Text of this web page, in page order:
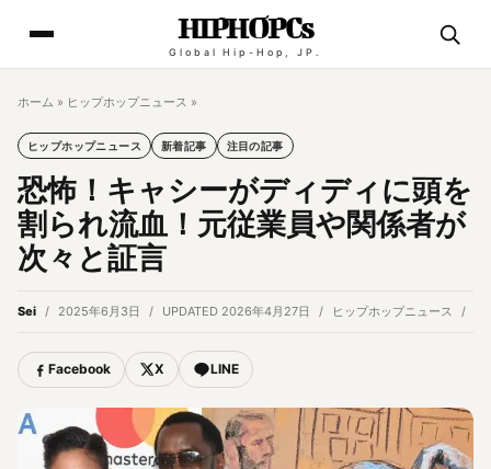
HIPHOPCs
Global Hip-Hop, JP.
ホーム » ヒップホップニュース »
ヒップホップニュース 新着記事 注目の記事
恐怖！キャシーがディディに頭を
割られ流血！元従業員や関係者が
次々と証言
Sei 2025年6月3日 UPDATED 2026年4月27日 ヒップホップニュース
Facebook X LINE